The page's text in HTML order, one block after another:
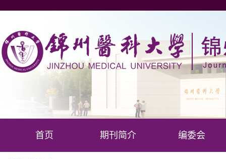
首页 期刊简介 编委会